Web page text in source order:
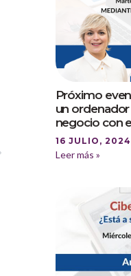
Próximo
un
negocio con
16 JULIO, 2024
Leer más »